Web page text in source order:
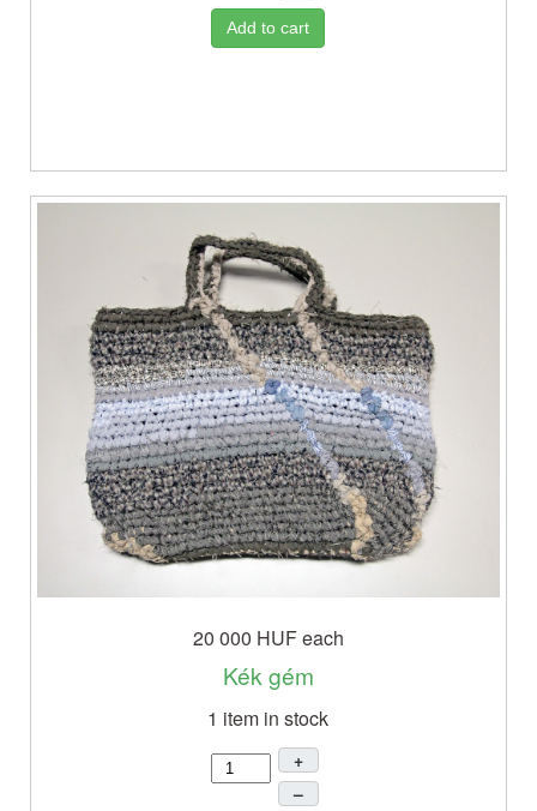
Add to cart
20 000 HUFeach
Kék gém
1 item in stock
+
–